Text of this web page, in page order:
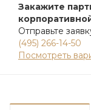
Закажите
Отправьте
(495) 266-14-50
Посмотреть